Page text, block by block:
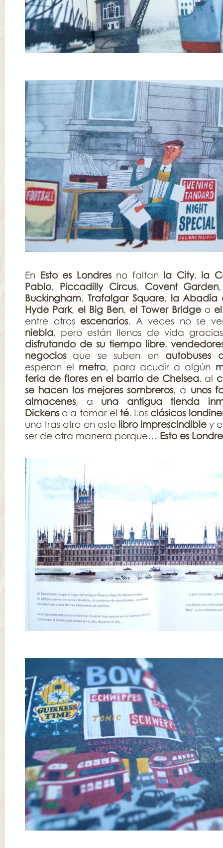
En Esto es Londresno faltan la City, la
Pablo, Piccadilly Circus, Covent Garden
Buckingham, Trafalgar Square, la Abadía
Hyde Park, el Big Ben, el Tower Bridgeo
entre otros escenarios. A veces no se
niebla, pero están llenos de vida
disfrutando de su tiempo libre,
negociosque se suben en autobuses
esperan el metro, para acudir a algún
feria de flores en el barrio de Chelsea, al
se hacen los mejores sombreros, a unos
almacenes, a una antigua tienda
Dickenso a tomar el té. Los clásicos
uno tras otro en este libro imprescindible y
ser de otra manera porque… Esto es